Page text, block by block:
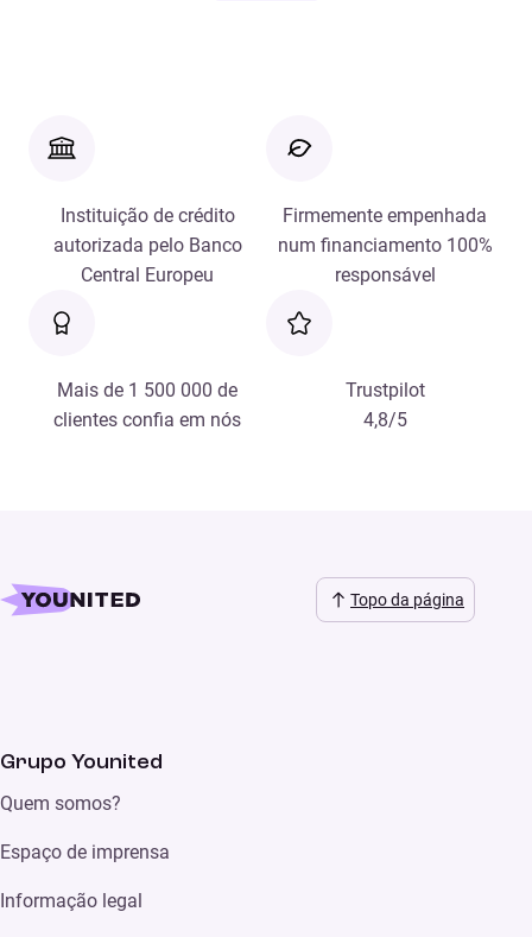
Instituição de crédito
autorizada pelo Banco
Central Europeu
Firmemente empenhada
num financiamento 100%
responsável
Mais de 1 500 000 de
clientes confia em nós
Trustpilot
4,8/5
Topo da página
Grupo Younited
Quem somos?
Espaço de imprensa
Informação legal